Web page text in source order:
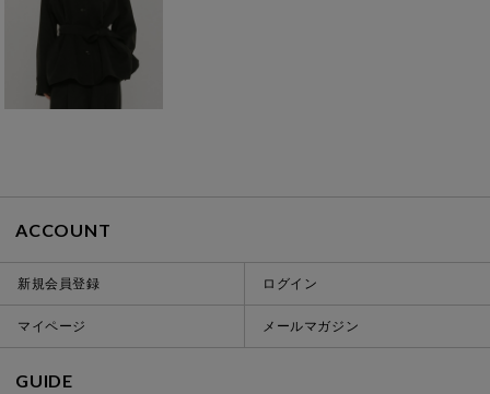
ACCOUNT
新規会員登録 ログイン
マイページ メールマガジン
GUIDE